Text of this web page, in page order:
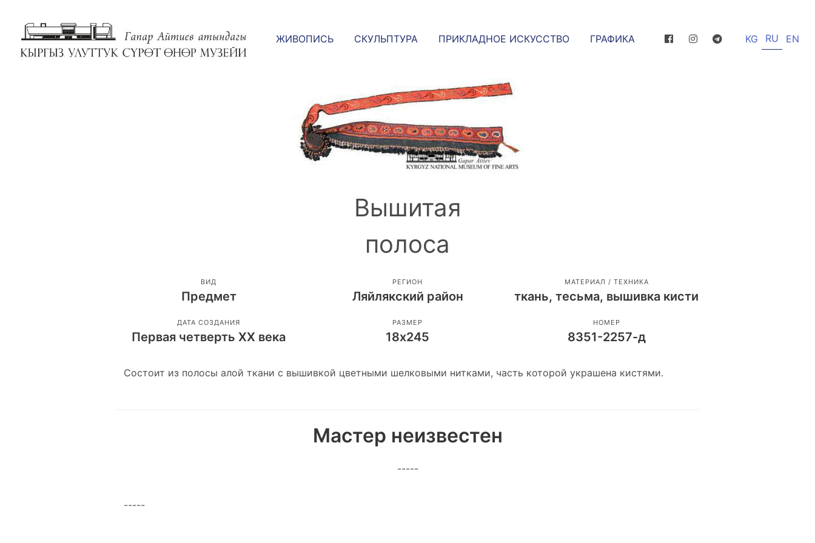
ЖИВОПИСЬ СКУЛЬПТУРА ПРИКЛАДНОЕ ИСКУССТВО ГРАФИКА KG RU EN
Вышитая
полоса
ВИД
Предмет
РЕГИОН
Ляйлякский район
МАТЕРИАЛ / ТЕХНИКА
ткань, тесьма, вышивка кисти
ДАТА СОЗДАНИЯ
Первая четверть ХХ века
РАЗМЕР
18х245
НОМЕР
8351-2257-д
Состоит из полосы алой ткани с вышивкой цветными шелковыми нитками, часть которой украшена кистями.
Мастер неизвестен
-----
-----